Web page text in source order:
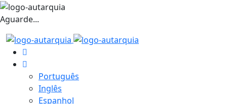
Aguarde...
Português
Inglês
Espanhol